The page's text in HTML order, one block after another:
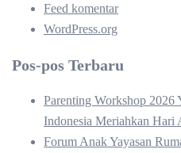
Feed komentar
WordPress.org
Pos-pos Terbaru
Parenting Workshop 2026
Indonesia Meriahkan Hari
Forum Anak Yayasan